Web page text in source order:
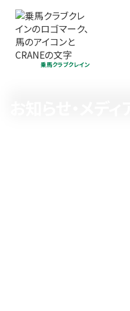
乗馬クラブクレイン